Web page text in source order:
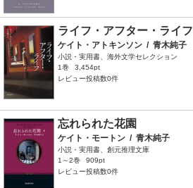
ライフ・アフター・ライフ
ケイト・アトキンソン / 青木純子
小説・実用書、海外文学セレクション
1巻
3,454pt
レビュー投稿数0件
忘れられた花園
ケイト・モートン / 青木純子
小説・実用書、創元推理文庫
1～2巻
909pt
レビュー投稿数0件